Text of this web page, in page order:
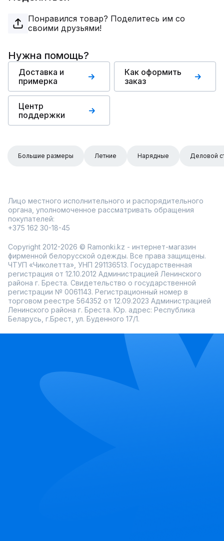
Понравился товар? Поделитесь им со
своими друзьями!
Нужна помощь?
Доставка и
примерка
Как оформить
заказ
Центр
поддержки
Большие размеры Летние Нарядные Деловой
Лицо местного исполнительного и распорядительного
органа, уполномоченное рассматривать обращения
покупателей:
+375 162 30-18-45
Copyright 2012-2026 © Ramonki.kz - интернет-магазин
фирменной белорусской одежды. Все права защищены.
ЧТУП «Чиколетта», УНП 291136513. Государственная
регистрация от 12.10.2012 Администрацией Ленинского
района г. Бреста. Свидетельство о государственной
регистрации № 0061143. Регистрационный номер в
торговом реестре 564352 от 12.09.2023 Администрацией
Ленинского района г. Бреста. Юр. адрес: Республика
Беларусь, г.Брест, ул. Буденного 17/1.